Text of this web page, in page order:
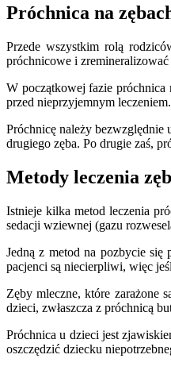
Próchnica na
Przede wszystkim rolą
próchnicowe i
W początkowej fazie próchnica
przed nieprzyjemnym leczeniem.
Próchnicę należy bezwzględnie
drugiego zęba. Po drugie zaś,
Metody leczenia
Istnieje kilka metod leczenia
sedacji wziewnej (gazu
Jedną z metod na pozbycie
pacjenci są niecierpliwi, więc
Zęby mleczne, które zarażone
dzieci, zwłaszcza z próchnicą
Próchnica u dzieci jest
oszczędzić dziecku